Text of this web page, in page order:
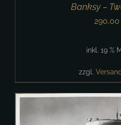
Banksy –
290,00
inkl. 19 %
zzgl.